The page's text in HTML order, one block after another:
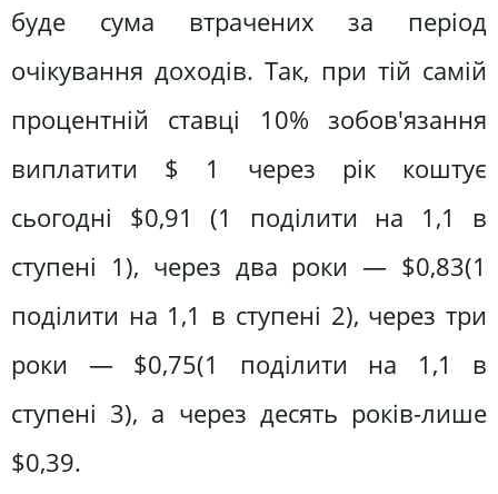
буде сума втрачених за період
очікування доходів. Так, при тій самій
процентній ставці 10% зобов'язання
виплатити $ 1 через рік коштує
сьогодні $0,91 (1 поділити на 1,1 в
ступені 1), через два роки — $0,83(1
поділити на 1,1 в ступені 2), через три
роки — $0,75(1 поділити на 1,1 в
ступені 3), а через десять років-лише
$0,39.